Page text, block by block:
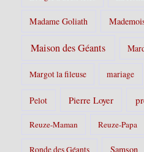
Madame Goliath
Maison des Géants
Margot la fileuse mariage
Pelot Pierre Loyer
Reuze-Maman Reuze-Papa
Ronde des Géants Samson